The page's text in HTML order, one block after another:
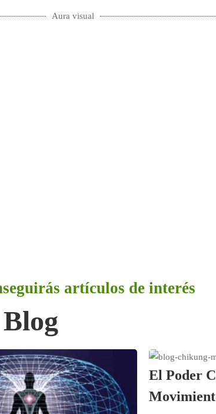
Aura visual
artículos de interés
Blog
El Poder